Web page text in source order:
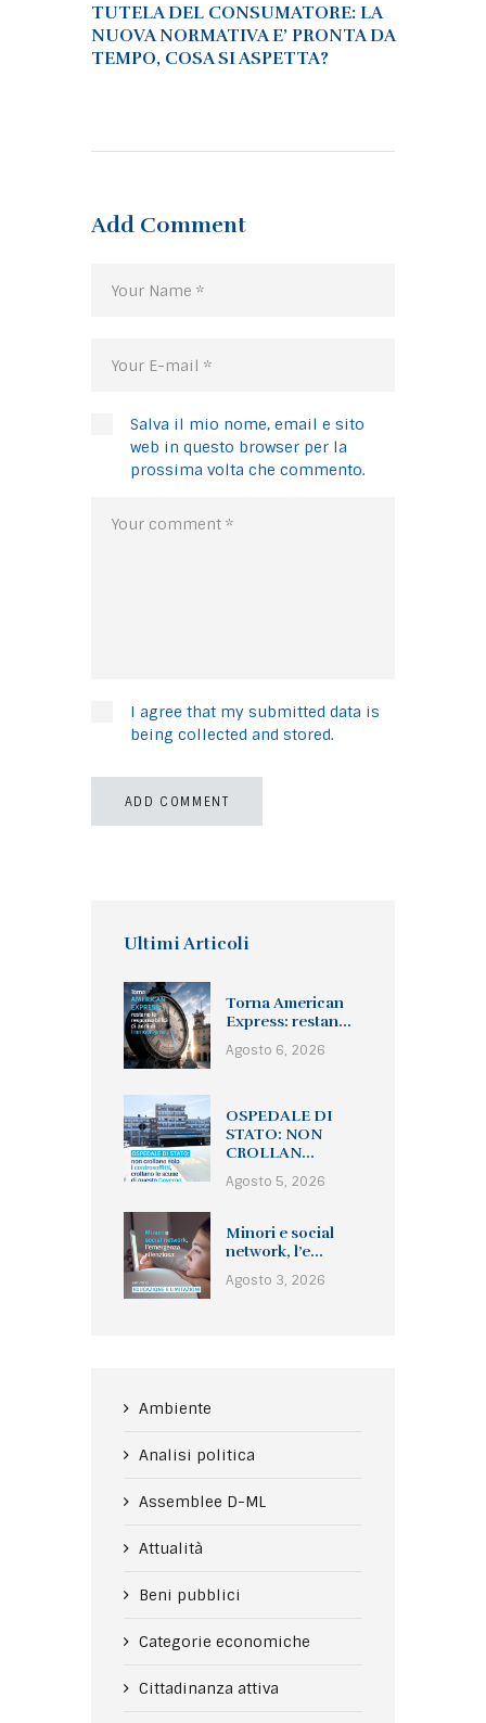
TUTELA DEL CONSUMATORE: LA
NUOVA NORMATIVA E’ PRONTA DA
TEMPO, COSA SI ASPETTA?
Add Comment
Salva il mio nome, email e sito
web in questo browser per la
prossima volta che commento.
I agree that my submitted data is
being collected and stored.
Ultimi Articoli
Torna American
Express: restan...
Agosto 6, 2026
OSPEDALE DI
STATO: NON
CROLLAN...
Agosto 5, 2026
Minori e social
network, l’e...
Agosto 3, 2026
Ambiente
Analisi politica
Assemblee D-ML
Attualità
Beni pubblici
Categorie economiche
Cittadinanza attiva